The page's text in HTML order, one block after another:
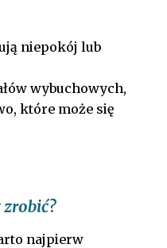
niepokój lub
wybuchowych,
które może się
zrobić?
najpierw